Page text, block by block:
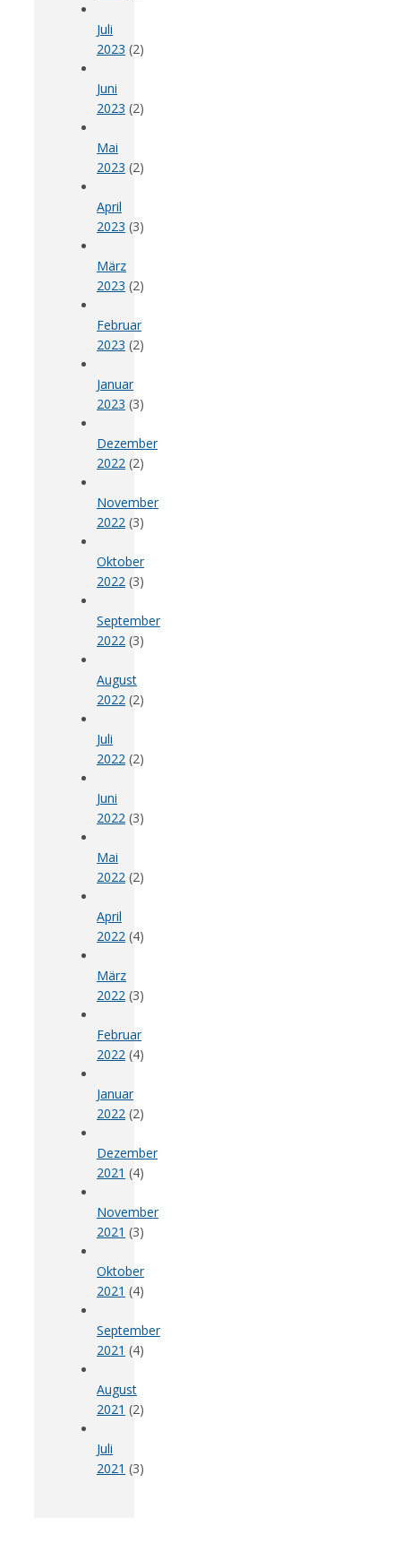
Juli
2023 (2)
Juni
2023 (2)
Mai
2023 (2)
April
2023 (3)
März
2023 (2)
Februar
2023 (2)
Januar
2023 (3)
Dezember
2022 (2)
November
2022 (3)
Oktober
2022 (3)
September
2022 (3)
August
2022 (2)
Juli
2022 (2)
Juni
2022 (3)
Mai
2022 (2)
April
2022 (4)
März
2022 (3)
Februar
2022 (4)
Januar
2022 (2)
Dezember
2021 (4)
November
2021 (3)
Oktober
2021 (4)
September
2021 (4)
August
2021 (2)
Juli
2021 (3)